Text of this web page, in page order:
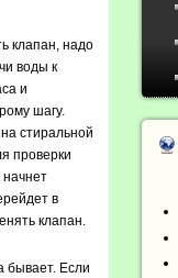
клапан, надо
воды к
и
шагу.
стиральной
проверки
в
клапан.
бывает. Если